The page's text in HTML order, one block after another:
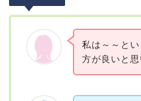
私は～～と
方が良いと思